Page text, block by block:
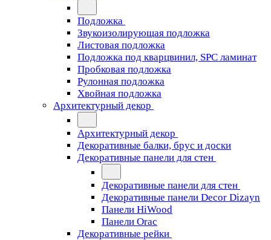
Подложка
Звукоизолирующая подложка
Листовая подложка
Подложка под кварцвинил, SPC ламинат
Пробковая подложка
Рулонная подложка
Хвойная подложка
Архитектурный декор
Архитектурный декор
Декоративные балки, брус и доски
Декоративные панели для стен
Декоративные панели для стен
Декоративные панели Decor Dizayn
Панели HiWood
Панели Orac
Декоративные рейки